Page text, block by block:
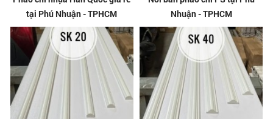
tại Phú Nhuận - TPHCM
Nhuận - TPHCM